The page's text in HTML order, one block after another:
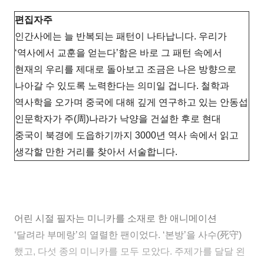
편집자주
인간사에는 늘 반복되는 패턴이 나타납니다. 우리가
‘역사에서 교훈을 얻는다’함은 바로 그 패턴 속에서
현재의 우리를 제대로 돌아보고 조금은 나은 방향으로
나아갈 수 있도록 노력한다는 의미일 겁니다. 철학과
역사학을 오가며 중국에 대해 깊게 연구하고 있는 안동섭
인문학자가 주(周)나라가 낙양을 건설한 후로 현대
중국이 북경에 도읍하기까지 3000년 역사 속에서 읽고
생각할 만한 거리를 찾아서 서술합니다.
어린 시절 필자는 미니카를 소재로 한 애니메이션
‘달려라 부메랑’의 열렬한 팬이었다. ‘본방’을 사수(死守)
했고, 다섯 종의 미니카를 모두 모았다. 주제가를 달달 왼